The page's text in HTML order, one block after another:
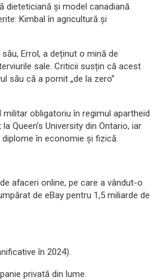
dieteticiană și model canadiană.
Kimbal în agricultură și
Errol, a deținut o mină de
sale. Criticii susțin că acest
său că a pornit „de la zero”
obligatoriu în regimul apartheid
Queen’s University din Ontario, iar
în economie și fizică.
afaceri online, pe care a vândut-o
de eBay pentru 1,5 miliarde de
în 2024).
privată din lume.